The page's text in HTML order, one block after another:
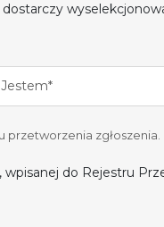
Jestem*
zgłoszenia.
do Rejestru